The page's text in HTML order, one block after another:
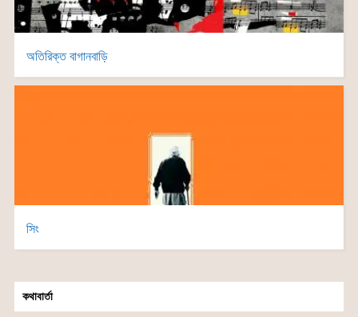
অতিরিক্ত বাগানবাড়ি
সিং
কথাবার্তা